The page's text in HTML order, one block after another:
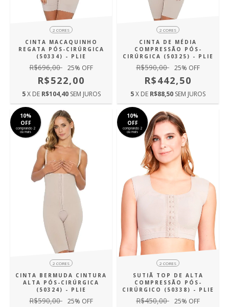
2 CORES
CINTA MACAQUINHO
REGATA PÓS-CIRÚRGICA
(50334) - PLIE
R$696,00 25% OFF
R$522,00
5 X DE R$104,40 SEM JUROS
2 CORES
CINTA DE MÉDIA
COMPRESSÃO PÓS-
CIRÚRGICA (50325) - PLIE
R$590,00 25% OFF
R$442,50
5X DE R$88,50 SEM JUROS
10%
OFF
comprando 2
ou mais
2 CORES
CINTA BERMUDA CINTURA
ALTA PÓS-CIRÚRGICA
(50324) - PLIE
R$590,00 25% OFF
10%
OFF
comprando 2
ou mais
2 CORES
SUTIÃ TOP DE ALTA
COMPRESSÃO PÓS-
CIRÚRGICO (50338) - PLIE
R$450,00 25% OFF